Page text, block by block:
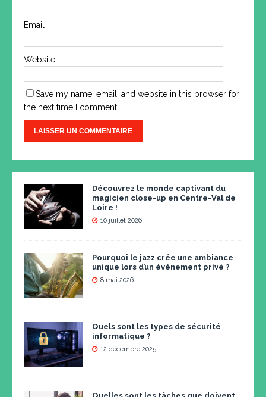
Email
Website
Save my name, email, and website in this browser for
the next time I comment.
Découvrez le monde captivant du
magicien close-up en Centre-Val de
Loire !
10 juillet 2026
Pourquoi le jazz crée une ambiance
unique lors d’un événement privé ?
8 mai 2026
Quels sont les types de sécurité
informatique ?
12 décembre 2025